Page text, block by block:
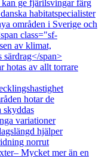
ge fjärilsvingar färg
habitatspecialister
områden i Sverige och
class="sf-
av klimat,
särdrag</span>
hotas av allt torrare
hotar de
skyddas
variationer
hjälper
norrut
Mycket mer än en